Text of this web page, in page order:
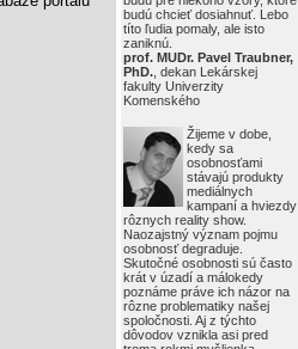
budú chcieť dosiahnuť. Lebo
títo ľudia pomaly, ale isto
zaniknú.
prof. MUDr. Pavel Traubner,
PhD. , dekan Lekárskej
fakulty Univerzity
Komenského
Žijeme v dobe,
kedy sa
osobnosťami
stávajú produkty
mediálnych
kampaní a hviezdy
rôznych reality show.
Naozajstný význam pojmu
osobnosť degraduje.
Skutočné osobnosti sú často
krát v úzadí a málokedy
poznáme práve ich názor na
rôzne problematiky našej
spoločnosti. Aj z týchto
dôvodov vznikla asi pred